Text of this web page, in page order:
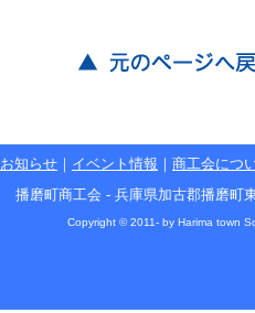
お知らせ ｜ イベント情報 ｜ 商工会につ
播磨町商工会 - 兵庫県加古郡播磨町
Copyright © 2011- by Harima town